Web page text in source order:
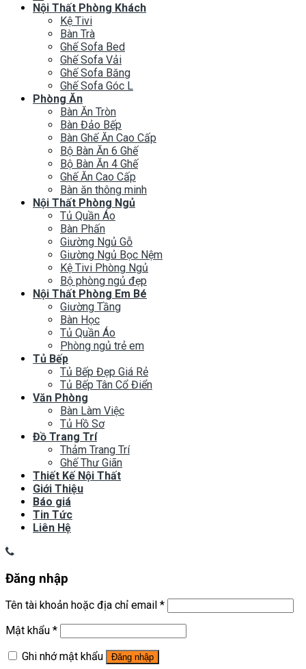
Nội Thất Phòng Khách
Kệ Tivi
Bàn Trà
Ghế Sofa Bed
Ghế Sofa Vải
Ghế Sofa Băng
Ghế Sofa Góc L
Phòng Ăn
Bàn Ăn Tròn
Bàn Đảo Bếp
Bàn Ghế Ăn Cao Cấp
Bộ Bàn Ăn 6 Ghế
Bộ Bàn Ăn 4 Ghế
Ghế Ăn Cao Cấp
Bàn ăn thông minh
Nội Thất Phòng Ngủ
Tủ Quần Áo
Bàn Phấn
Giường Ngủ Gỗ
Giường Ngủ Bọc Nệm
Kệ Tivi Phòng Ngủ
Bộ phòng ngủ đẹp
Nội Thất Phòng Em Bé
Giường Tầng
Bàn Học
Tủ Quần Áo
Phòng ngủ trẻ em
Tủ Bếp
Tủ Bếp Đẹp Giá Rẻ
Tủ Bếp Tân Cổ Điển
Văn Phòng
Bàn Làm Việc
Tủ Hồ Sơ
Đồ Trang Trí
Thảm Trang Trí
Ghế Thư Giãn
Thiết Kế Nội Thất
Giới Thiệu
Báo giá
Tin Tức
Liên Hệ
Đăng nhập
Tên tài khoản hoặc địa chỉ email *
Mật khẩu *
Ghi nhớ mật khẩu
Đăng nhập